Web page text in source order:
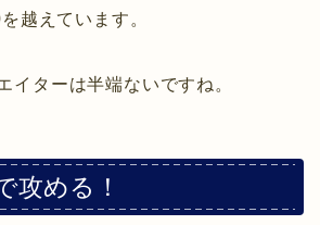
越えています。
イターは半端ないですね。
攻める！